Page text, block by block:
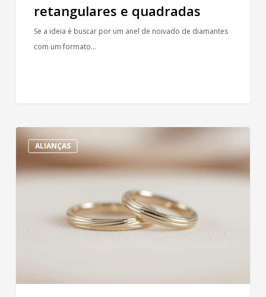
retangulares e quadradas
Se a ideia é buscar por um anel de noivado de diamantes
com um formato…
ALIANÇAS
Personalização
detalhamento
em